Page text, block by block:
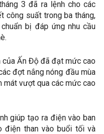
3 đã ra lệnh cho các
công suất trong ba tháng,
bị đáp ứng nhu cầu
của Ấn Độ đã đạt mức cao
đợt nắng nóng đầu mùa
vượt qua các mức cao
giúp tạo ra điện vào ban
điện than vào buổi tối và